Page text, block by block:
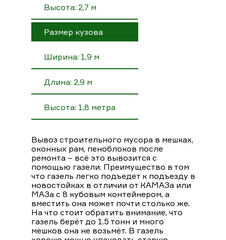
Высота: 2,7 м
Размер кузова
Ширина: 1,9 м
Длина: 2,9 м
Высота: 1,8 метра
Вывоз строительного мусора в мешках,
оконных рам, пеноблоков после
ремонта – всё это вывозится с
помощью газели. Преимущество в том
что газель легко подъедет к подъезду в
новостойках в отличии от КАМАЗа или
МАЗа с 8 кубовым контейнером, а
вместить она может почти столько же.
На что стоит обратить внимание, что
газель берёт до 1.5 тонн и много
мешков она не возьмёт. В газель